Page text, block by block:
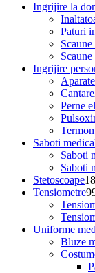
Ingrijire la
Paturi
Ingrijire
Cantare
Perne
Saboti
Saboti
Saboti
Stetoscoape18
Tensiometre9
Uniforme
Bluze